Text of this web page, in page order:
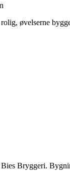
øvelserne
Bryggeri.